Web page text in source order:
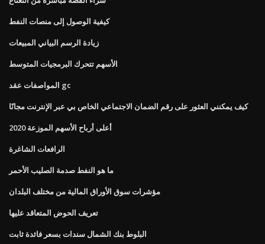
كيفية الوصول إلى منصات النفط
زيادة الرسم البياني المبيعات
الأسهم تتحرك البرمجيات المتوسط
المواصفات عقد gc
كيف يمكنني العثور على رقم الضمان الاجتماعي الخاص بي عبر الإنترنت مجانًا
أعلى أرباح الأسهم الموزعة 2020
الرافعات الشاغرة
ما هو النفط صدمة الصليب الأحمر
مؤشرات سوق الأوراق المالية من مختلف البلدان
تعريف الحوض المتعاقد عليها
البلوط بنك الشمال سندات بسعر فائدة ثابت